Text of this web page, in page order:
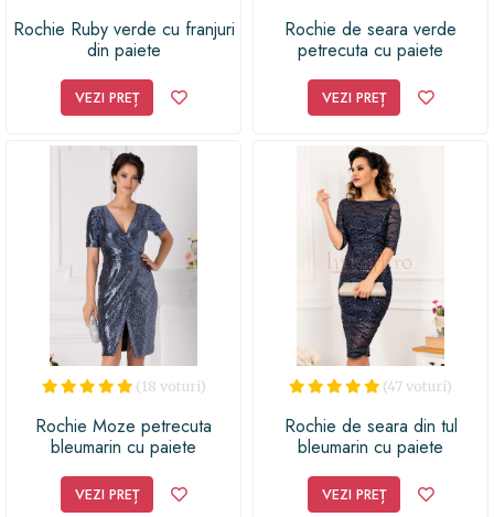
Rochie Ruby verde cu franjuri
din paiete
VEZI PREȚ
Rochie de seara verde
petrecuta cu paiete
VEZI PREȚ
(18 voturi)
Rochie Moze petrecuta
bleumarin cu paiete
VEZI PREȚ
(47 voturi)
Rochie de seara din tul
bleumarin cu paiete
VEZI PREȚ